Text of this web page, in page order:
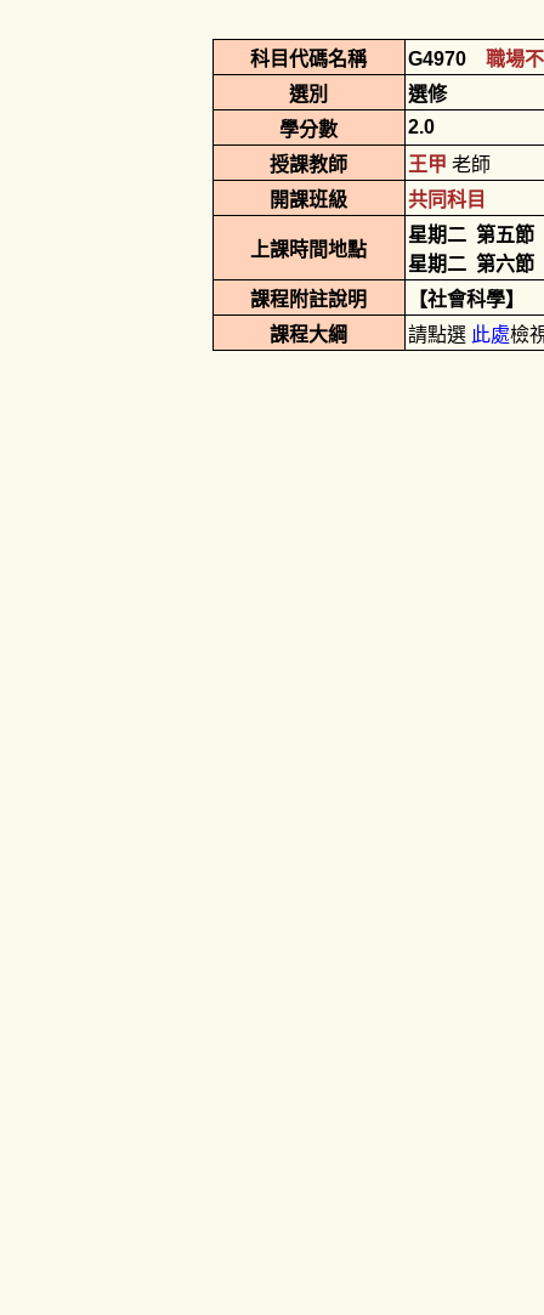
科目代碼名稱 G4970
職場
選別
選修
學分數
2.0
授課教師
王甲 老師
開課班級
共同科目
上課時間地點
星期二 第五節
星期二 第六節
課程附註說明
【社會科學】
課程大綱
請點選 此處檢